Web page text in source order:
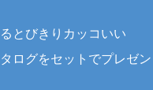
とびきりカッコいい
ログをセットでプレゼン